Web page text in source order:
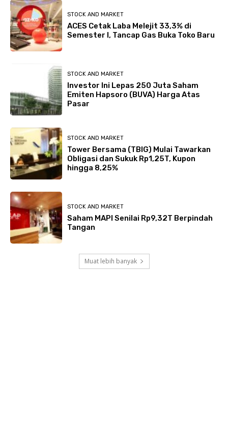
STOCK AND MARKET
ACES Cetak Laba Melejit 33,3% di
Semester I, Tancap Gas Buka Toko Baru
STOCK AND MARKET
Investor Ini Lepas 250 Juta Saham
Emiten Hapsoro (BUVA) Harga Atas
Pasar
STOCK AND MARKET
Tower Bersama (TBIG) Mulai Tawarkan
Obligasi dan Sukuk Rp1,25T, Kupon
hingga 8,25%
STOCK AND MARKET
Saham MAPI Senilai Rp9,32T Berpindah
Tangan
Muat lebih banyak